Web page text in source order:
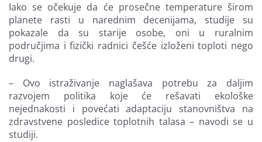
Iako se očekuje da će prosečne temperature širom
planete rasti u narednim decenijama, studije su
pokazale da su starije osobe, oni u ruralnim
područjima i fizički radnici češće izloženi toploti nego
drugi.
– Ovo istraživanje naglašava potrebu za daljim
razvojem politika koje će rešavati ekološke
nejednakosti i povećati adaptaciju stanovništva na
zdravstvene posledice toplotnih talasa – navodi se u
studiji.